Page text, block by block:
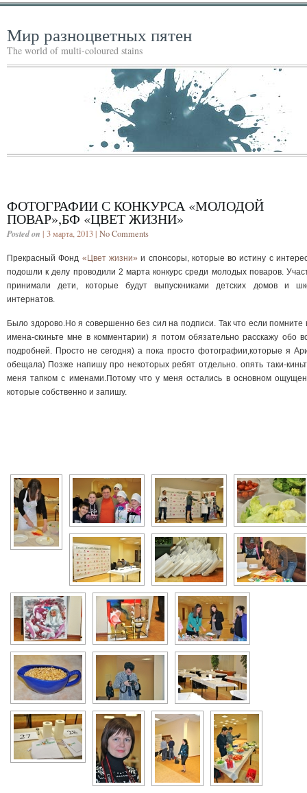
Мир разноцветных пятен
The world of multi-coloured stains
ФОТОГРАФИИ С КОНКУРСА «МОЛОДОЙ
ПОВАР»,БФ «ЦВЕТ ЖИЗНИ»
Posted on | 3 марта, 2013 | No Comments
Прекрасный Фонд «Цвет жизни» и спонсоры, которые во истину с
подошли к делу проводили 2 марта конкурс среди молодых поваров.
принимали дети, которые будут выпускниками детских домов и
интернатов.
Было здорово.Но я совершенно без сил на подписи. Так что если помните
имена-скиньте мне в комментарии) я потом обязательно расскажу обо
подробней. Просто не сегодня) а пока просто фотографии,которые я
обещала) Позже напишу про некоторых ребят отдельно. опять таки-
меня тапком с именами.Потому что у меня остались в основном
которые собственно и запишу.